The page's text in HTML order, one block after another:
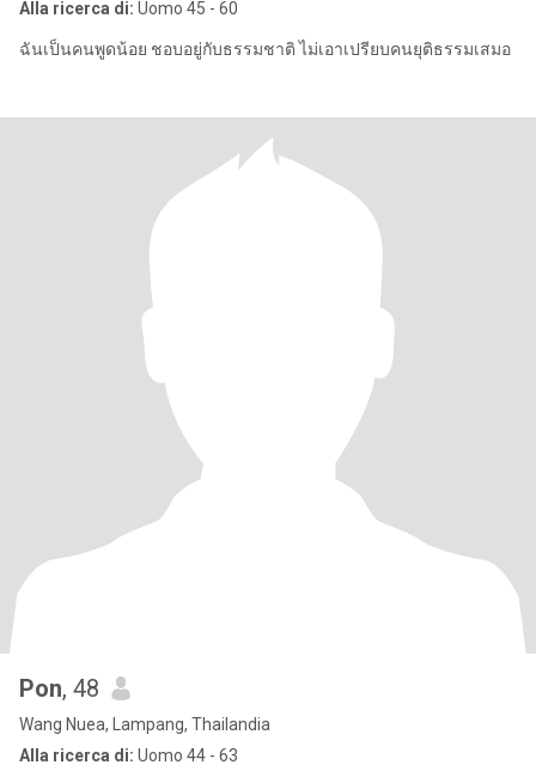
Alla ricerca di: Uomo 45 - 60
ฉันเป็นคนพูดน้อย ชอบอยู่กับธรรมชาติ ไม่เอาเปรียบคนยุติธรรมเสมอ
Pon, 48
Wang Nuea, Lampang, Thailandia
Alla ricerca di: Uomo 44 - 63